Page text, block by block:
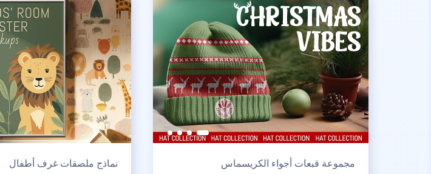
مجموعة قبعات أجواء الكريسماس نماذج ملصقات غرف أطفال